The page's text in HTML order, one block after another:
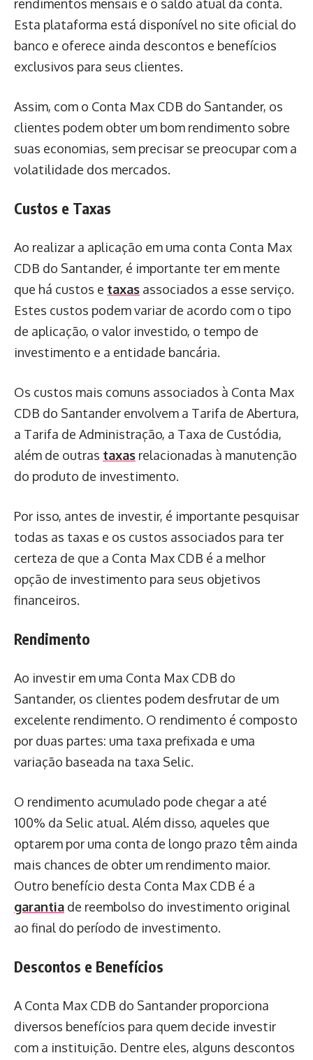
rendimentos mensais e o saldo atual da conta.
Esta plataforma está disponível no site oficial do
banco e oferece ainda descontos e benefícios
exclusivos para seus clientes.
Assim, com o Conta Max CDB do Santander, os
clientes podem obter um bom rendimento sobre
suas economias, sem precisar se preocupar com a
volatilidade dos mercados.
Custos e Taxas
Ao realizar a aplicação em uma conta Conta Max
CDB do Santander, é importante ter em mente
que há custos e taxas associados a esse serviço.
Estes custos podem variar de acordo com o tipo
de aplicação, o valor investido, o tempo de
investimento e a entidade bancária.
Os custos mais comuns associados à Conta Max
CDB do Santander envolvem a Tarifa de Abertura,
a Tarifa de Administração, a Taxa de Custódia,
além de outras taxas relacionadas à manutenção
do produto de investimento.
Por isso, antes de investir, é importante pesquisar
todas as taxas e os custos associados para ter
certeza de que a Conta Max CDB é a melhor
opção de investimento para seus objetivos
financeiros.
Rendimento
Ao investir em uma Conta Max CDB do
Santander, os clientes podem desfrutar de um
excelente rendimento. O rendimento é composto
por duas partes: uma taxa prefixada e uma
variação baseada na taxa Selic.
O rendimento acumulado pode chegar a até
100% da Selic atual. Além disso, aqueles que
optarem por uma conta de longo prazo têm ainda
mais chances de obter um rendimento maior.
Outro benefício desta Conta Max CDB é a
garantia de reembolso do investimento original
ao final do período de investimento.
Descontos e Benefícios
A Conta Max CDB do Santander proporciona
diversos benefícios para quem decide investir
com a instituição. Dentre eles, alguns descontos